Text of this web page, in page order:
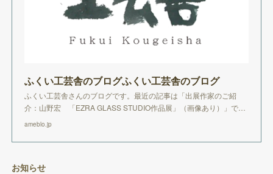
ふくい工芸舎のブログふくい工芸舎のブログ
ふくい工芸舎さんのブログです。最近の記事は「出展作家のご紹
介：山野宏 「EZRA GLASS STUDIO作品展」（画像あり）」で…
ameblo.jp
お知らせ